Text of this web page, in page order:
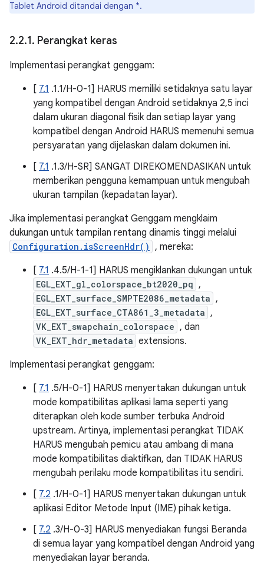
Tablet Android ditandai dengan *.
2.2.1. Perangkat keras
Implementasi perangkat genggam:
[ 7.1 .1.1/H-0-1] HARUS memiliki setidaknya satu layar
yang kompatibel dengan Android setidaknya 2,5 inci
dalam ukuran diagonal fisik dan setiap layar yang
kompatibel dengan Android HARUS memenuhi semua
persyaratan yang dijelaskan dalam dokumen ini.
[ 7.1 .1.3/H-SR] SANGAT DIREKOMENDASIKAN untuk
memberikan pengguna kemampuan untuk mengubah
ukuran tampilan (kepadatan layar).
Jika implementasi perangkat Genggam mengklaim
dukungan untuk tampilan rentang dinamis tinggi melalui
Configuration.isScreenHdr() , mereka:
[ 7.1 .4.5/H-1-1] HARUS mengiklankan dukungan untuk
EGL_EXT_gl_colorspace_bt2020_pq ,
EGL_EXT_surface_SMPTE2086_metadata ,
EGL_EXT_surface_CTA861_3_metadata ,
VK_EXT_swapchain_colorspace , dan
VK_EXT_hdr_metadata extensions.
Implementasi perangkat genggam:
[ 7.1 .5/H-0-1] HARUS menyertakan dukungan untuk
mode kompatibilitas aplikasi lama seperti yang
diterapkan oleh kode sumber terbuka Android
upstream. Artinya, implementasi perangkat TIDAK
HARUS mengubah pemicu atau ambang di mana
mode kompatibilitas diaktifkan, dan TIDAK HARUS
mengubah perilaku mode kompatibilitas itu sendiri.
[ 7.2 .1/H-0-1] HARUS menyertakan dukungan untuk
aplikasi Editor Metode Input (IME) pihak ketiga.
[ 7.2 .3/H-0-3] HARUS menyediakan fungsi Beranda
di semua layar yang kompatibel dengan Android yang
menyediakan layar beranda.